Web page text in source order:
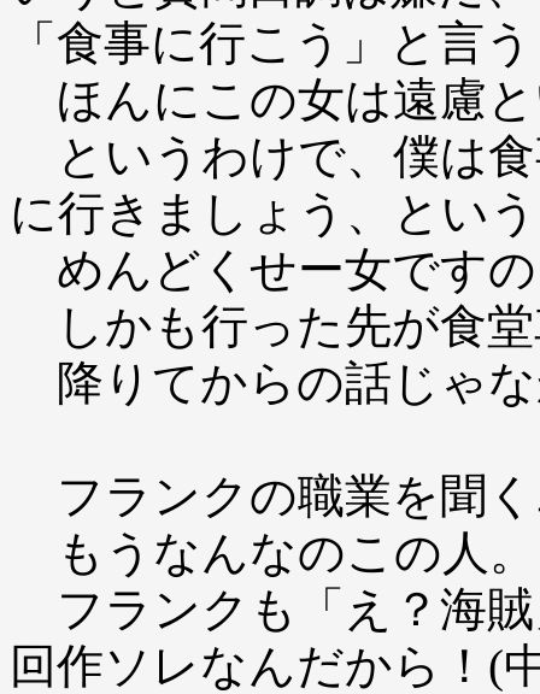
「食事に行こう」と言
ほんにこの女は遠慮
というわけで、僕は
に行きましょう、とい
めんどくせー女です
しかも行った先が食
降りてからの話じゃ
フランクの職業を聞
もうなんなのこの人
フランクも「え？海
回作ソレなんだから！(